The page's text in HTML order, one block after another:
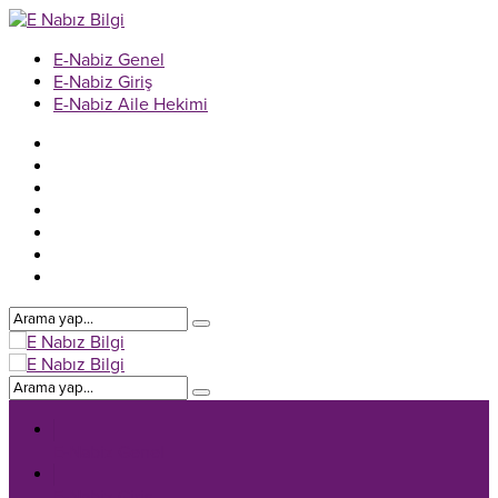
E-Nabiz Genel
E-Nabiz Giriş
E-Nabiz Aile Hekimi